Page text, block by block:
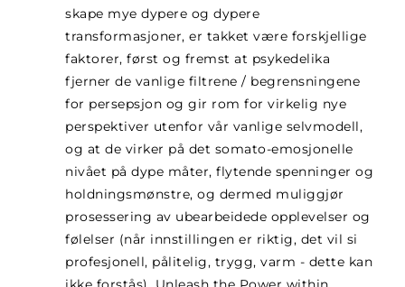
skape mye dypere og dypere
transformasjoner, er takket være forskjellige
faktorer, først og fremst at psykedelika
fjerner de vanlige filtrene / begrensningene
for persepsjon og gir rom for virkelig nye
perspektiver utenfor vår vanlige selvmodell,
og at de virker på det somato-emosjonelle
nivået på dype måter, flytende spenninger og
holdningsmønstre, og dermed muliggjør
prosessering av ubearbeidede opplevelser og
følelser (når innstillingen er riktig, det vil si
profesjonell, pålitelig, trygg, varm - dette kan